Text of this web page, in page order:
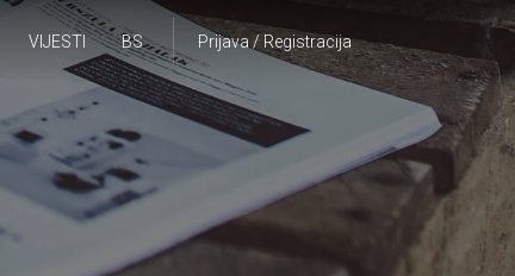
Prijava / Registracija
VIJESTI BS